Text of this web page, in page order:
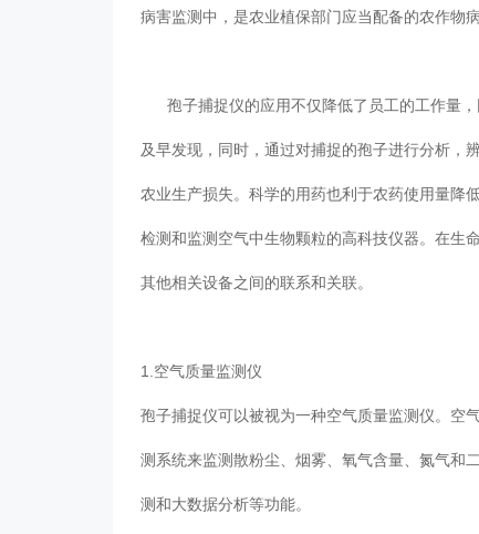
病害监测中，是农业植保部门应当配备的农作物病
孢子捕捉仪的应用不仅降低了员工的工作量，
及早发现，同时，通过对捕捉的孢子进行分析
农业生产损失。科学的用药也利于农药使用量降
检测和监测空气中生物颗粒的高科技仪器。在
其他相关设备之间的联系和关联。
1.空气质量监测仪
孢子捕捉仪可以被视为一种空气质量监测仪。空
测系统来监测散粉尘、烟雾、氧气含量、氮
测和大数据分析等功能。